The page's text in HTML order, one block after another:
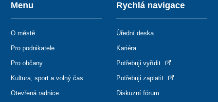
Menu
O městě
Pro podnikatele
Pro občany
Kultura, sport a volný čas
Otevřená radnice
Rychlá navigace
Úřední deska
Kariéra
Potřebuji vyřídit
Potřebuji zaplatit
Diskuzní fórum